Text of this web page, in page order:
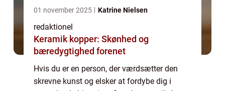
01 november 2025 Katrine Nielsen
redaktionel
Keramik kopper: Skønhed og
bæredygtighed forenet
Hvis du er en person, der værdsætter den
skrevne kunst og elsker at fordybe dig i